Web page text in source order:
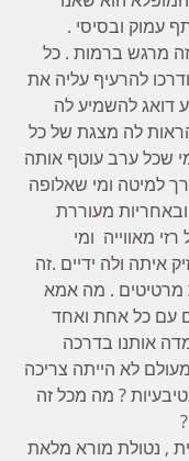
עמוק ובסיסי .
מרגש ברמות . כל
להרעיף עליה את
דואג להשמיע לה
לה מצגת של כל
שכל ערב עוטף אותה
למיטה ומי שאלופה
מעוררת
מאווייה  ומי
איתה ולה ידיים .זה
מרטיטים . מה אמא
עם כל אחת ואחד
אותנו בדרכה
לא הייתה צריכה
? מה מכל זה
, נטולת מורא מלאת